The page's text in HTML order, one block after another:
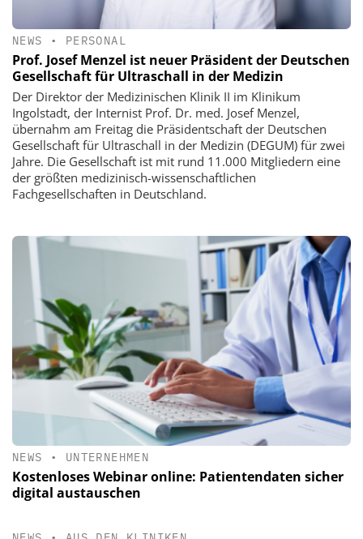
NEWS • PERSONAL
Prof. Josef Menzel ist neuer Präsident der Deutschen
Gesellschaft für Ultraschall in der Medizin
Der Direktor der Medizinischen Klinik II im Klinikum
Ingolstadt, der Internist Prof. Dr. med. Josef Menzel,
übernahm am Freitag die Präsidentschaft der Deutschen
Gesellschaft für Ultraschall in der Medizin (DEGUM) für zwei
Jahre. Die Gesellschaft ist mit rund 11.000 Mitgliedern eine
der größten medizinisch-wissenschaftlichen
Fachgesellschaften in Deutschland.
NEWS • UNTERNEHMEN
Kostenloses Webinar online: Patientendaten sicher
digital austauschen